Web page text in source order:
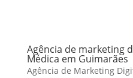
Agência de marketing
Médica em Guimarães
Agência de Marketing